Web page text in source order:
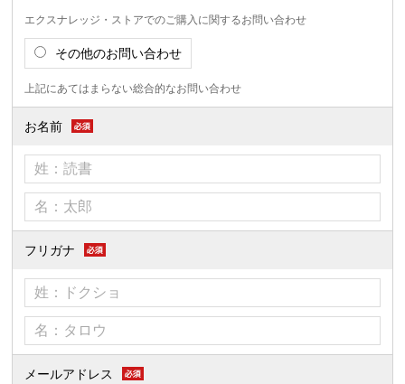
エクスナレッジ・ストアでのご購入に関するお問い合わせ
その他のお問い合わせ
上記にあてはまらない総合的なお問い合わせ
お名前
フリガナ
メールアドレス